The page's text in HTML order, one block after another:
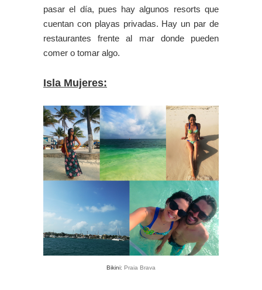
pasar el día, pues hay algunos resorts que
cuentan con playas privadas. Hay un par de
restaurantes frente al mar donde pueden
comer o tomar algo.
Isla Mujeres:
Bikini: Praia Brava